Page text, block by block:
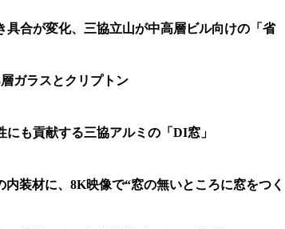
具合が変化、三協立山が中高層ビル向けの「省
ガラスとクリプトン
も貢献する三協アルミの「DI窓」
装材に、8K映像で“窓の無いところに窓をつく